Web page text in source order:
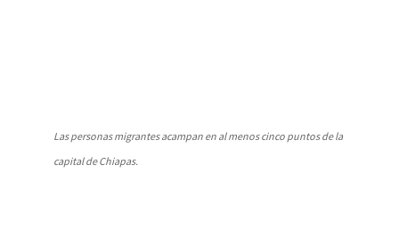
Las personas migrantes acampan en al menos cinco puntos de la
capital de Chiapas.